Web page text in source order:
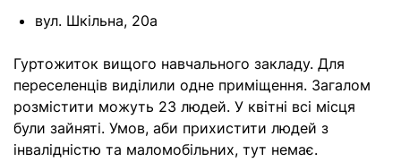
вул. Шкільна, 20а
Гуртожиток вищого навчального закладу. Для
переселенців виділили одне приміщення. Загалом
розмістити можуть 23 людей. У квітні всі місця
були зайняті. Умов, аби прихистити людей з
інвалідністю та маломобільних, тут немає.